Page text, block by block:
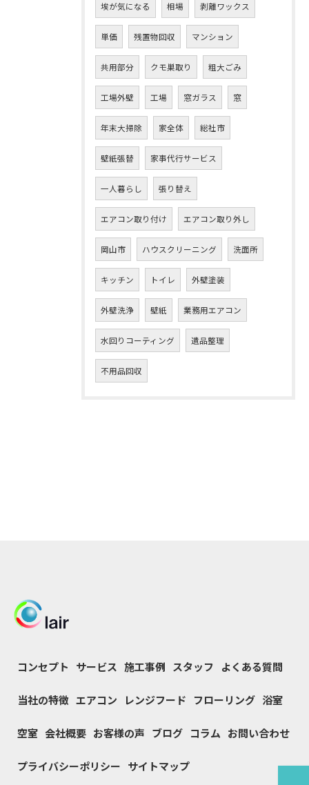
埃が気になる 相場 剥離ワックス
単価 残置物回収 マンション
共用部分 クモ巣取り 粗大ごみ
工場外壁 工場 窓ガラス 窓
年末大掃除 家全体 総社市
壁紙張替 家事代行サービス
一人暮らし 張り替え
エアコン取り付け エアコン取り外し
岡山市 ハウスクリーニング 洗面所
キッチン トイレ 外壁塗装
外壁洗浄 壁紙 業務用エアコン
水回りコーティング 遺品整理
不用品回収
コンセプト サービス 施工事例 スタッフ よくある質問
当社の特徴 エアコン レンジフード フローリング 浴室
空室 会社概要 お客様の声 ブログ コラム お問い合わせ
プライバシーポリシー サイトマップ